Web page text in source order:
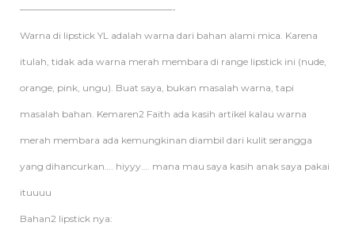
————————————————-
Warna di lipstick YL adalah warna dari bahan alami mica. Karena
itulah, tidak ada warna merah membara di range lipstick ini (nude,
orange, pink, ungu). Buat saya, bukan masalah warna, tapi
masalah bahan. Kemaren2 Faith ada kasih artikel kalau warna
merah membara ada kemungkinan diambil dari kulit serangga
yang dihancurkan…. hiyyy…. mana mau saya kasih anak saya pakai
ituuuu
Bahan2 lipstick nya: